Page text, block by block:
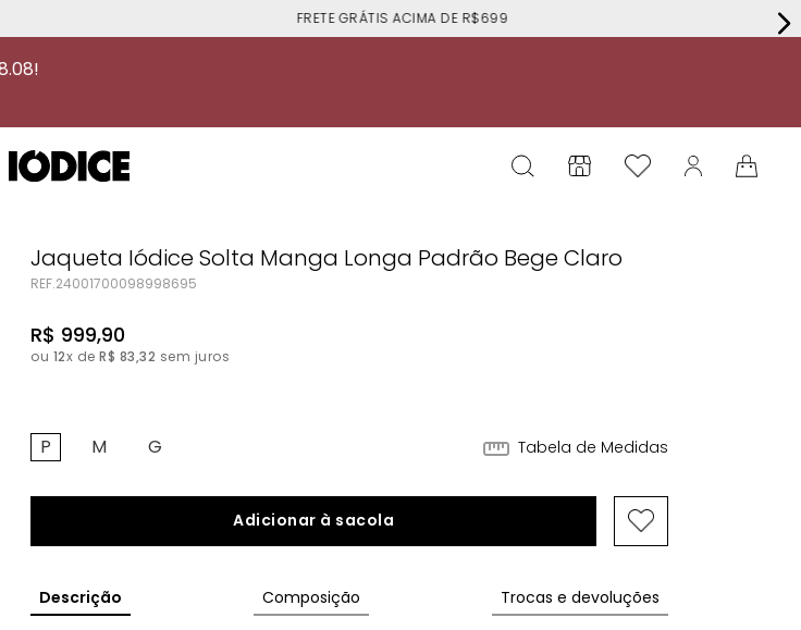
FRETE GRÁTIS ACIMA DE R$699
Jaqueta Iódice Solta Manga Longa Padrão Bege Claro
REF.24001700098998695
R$ 999,90
ou 12x de R$ 83,32 sem juros
P M G Tabela de Medidas
Adicionar à sacola
Descrição Composição Trocas e devoluções